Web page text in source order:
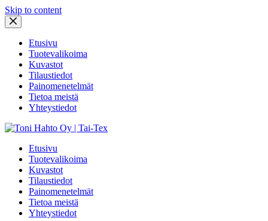
Skip to content
Etusivu
Tuotevalikoima
Kuvastot
Tilaustiedot
Painomenetelmät
Tietoa meistä
Yhteystiedot
Etusivu
Tuotevalikoima
Kuvastot
Tilaustiedot
Painomenetelmät
Tietoa meistä
Yhteystiedot